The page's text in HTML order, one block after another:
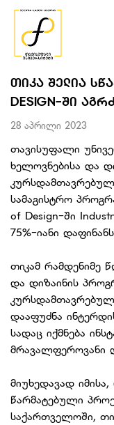
ᲗᲘᲙᲐ ᲨᲔᲚᲘᲐ
DESIGN-ᲨᲘ
28 აპრილი 2023
თავისუფალი
ხელოვნებისა და
სამაგისტრო
of Design-ში
75%-იანი
თიკამ რამდენიმე
და დიზაინის
დააფუძნა
სადაც იქმნება
მრავალფეროვანი
მიუხედავად
წარმატებული
საქართველოში,